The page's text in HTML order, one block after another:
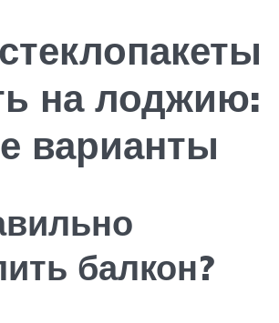
на лоджию:
варианты
балкон?